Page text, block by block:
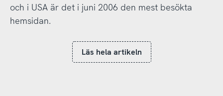
och i USA är det i juni 2006 den mest besökta
hemsidan.
Läs hela artikeln